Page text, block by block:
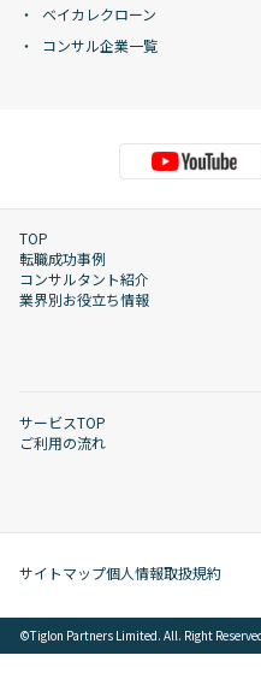
ベイカレクローン
コンサル企業一覧
TOP
転職成功事例
コンサルタント紹介
業界別お役立ち情報
サービスTOP
ご利用の流れ
サイトマップ個人情報取扱規約
©︎Tiglon Partners Limited. All. Right